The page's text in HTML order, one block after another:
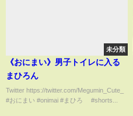
未分類
《おにまい》男子トイレに入る
まひろん
Twitter https://twitter.com/Megumin_Cute_
#おにまい #onimai #まひろ #shorts...